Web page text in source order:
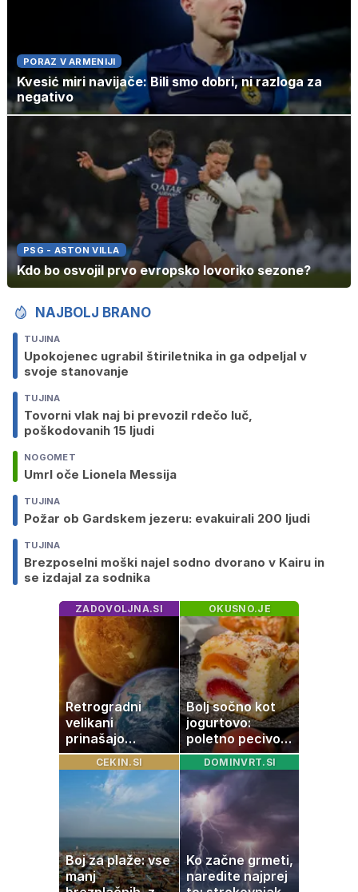
PORAZ V ARMENIJI
Kvesić miri navijače: Bili smo dobri, ni razloga za
negativo
PSG - ASTON VILLA
Kdo bo osvojil prvo evropsko lovoriko sezone?
NAJBOLJ BRANO
TUJINA
Upokojenec ugrabil štiriletnika in ga odpeljal v
svoje stanovanje
TUJINA
Tovorni vlak naj bi prevozil rdečo luč,
poškodovanih 15 ljudi
NOGOMET
Umrl oče Lionela Messija
TUJINA
Požar ob Gardskem jezeru: evakuirali 200 ljudi
TUJINA
Brezposelni moški najel sodno dvorano v Kairu in
se izdajal za sodnika
ZADOVOLJNA.SI
Retrogradni
velikani
prinašajo
pomembne
premike – kaj
pomeni, da so
Saturn, Neptun
retrogradni?
OKUSNO.JE
Bolj sočno kot
jogurtovo:
poletno pecivo,
ki vedno uspe
CEKIN.SI
Boj za plaže: vse
manj
DOMINVRT.SI
Ko začne grmeti,
naredite najprej